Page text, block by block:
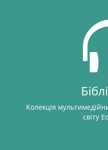
Колекція
світу